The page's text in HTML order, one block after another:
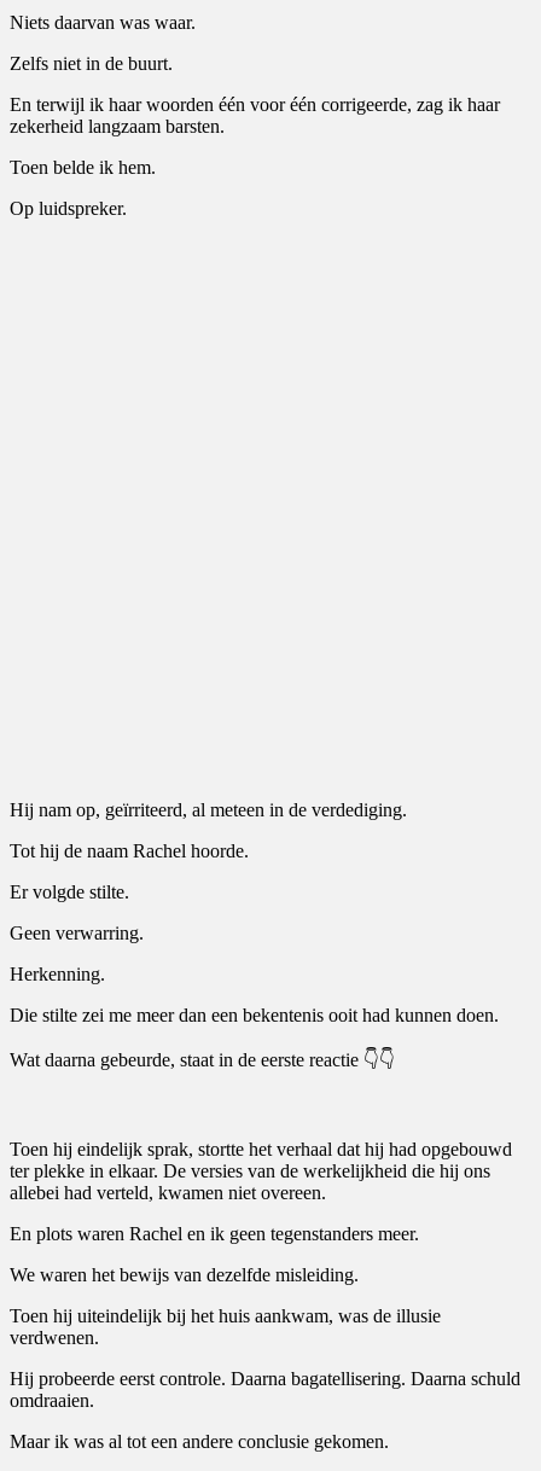
Niets daarvan was waar.
Zelfs niet in de buurt.
En terwijl ik haar woorden één voor één corrigeerde, zag ik haar
zekerheid langzaam barsten.
Toen belde ik hem.
Op luidspreker.
Hij nam op, geïrriteerd, al meteen in de verdediging.
Tot hij de naam Rachel hoorde.
Er volgde stilte.
Geen verwarring.
Herkenning.
Die stilte zei me meer dan een bekentenis ooit had kunnen doen.
Wat daarna gebeurde, staat in de eerste reactie 👇👇
Toen hij eindelijk sprak, stortte het verhaal dat hij had opgebouwd
ter plekke in elkaar. De versies van de werkelijkheid die hij ons
allebei had verteld, kwamen niet overeen.
En plots waren Rachel en ik geen tegenstanders meer.
We waren het bewijs van dezelfde misleiding.
Toen hij uiteindelijk bij het huis aankwam, was de illusie
verdwenen.
Hij probeerde eerst controle. Daarna bagatellisering. Daarna schuld
omdraaien.
Maar ik was al tot een andere conclusie gekomen.